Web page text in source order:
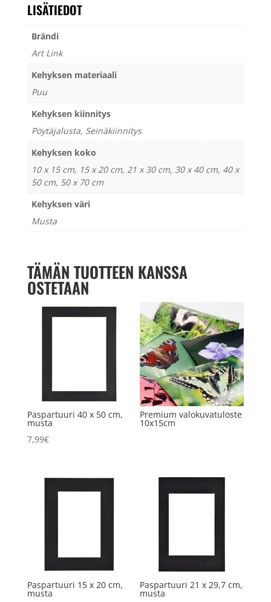
LISÄTIEDOT
Brändi
Art Link
Kehyksen materiaali
Puu
Kehyksen kiinnitys
Pöytäjalusta, Seinäkiinnitys
Kehyksen koko
10 x 15 cm, 15 x 20 cm, 21 x 30 cm, 30 x 40 cm, 40 x
50 cm, 50 x 70 cm
Kehyksen väri
Musta
TÄMÄN TUOTTEEN KANSSA
OSTETAAN
Paspartuuri 40 x 50 cm,
musta
7,99€
Premium valokuvatuloste
10x15cm
Paspartuuri 15 x 20 cm,
musta
Paspartuuri 21 x 29,7 cm,
musta